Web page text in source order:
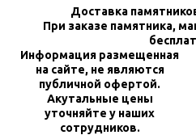
Доставка
При заказе памятника,
Информация размещенная
на сайте, не являются
публичной офертой.
Акутальные цены
уточняйте у наших
сотрудников.